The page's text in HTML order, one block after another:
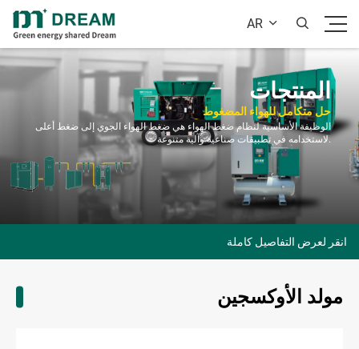
AR  
المنتجات
حل متكامل للهواء المضغوط
الوظيفة الأساسية لنظام ضغط الهواء هي ضغط الهواء الجوي إلى ضغط أعلى
لاستخدامه في تطبيقات صناعية وآلية متنوعة.
انقر لعرض التفاصيل كاملة
مولد الأوكسجين